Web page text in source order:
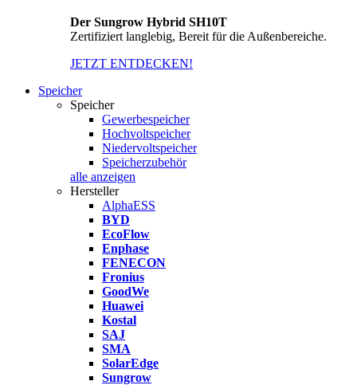
Der Sungrow Hybrid SH10T
Zertifiziert langlebig, Bereit für die Außenbereiche.
JETZT ENTDECKEN!
Speicher
Speicher
Gewerbespeicher
Hochvoltspeicher
Niedervoltspeicher
Speicherzubehör
alle anzeigen
Hersteller
AlphaESS
BYD
EcoFlow
Enphase
FENECON
Fronius
GoodWe
Huawei
Kostal
SAJ
SMA
SolarEdge
Sungrow